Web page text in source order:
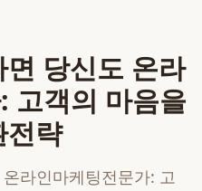
당신도 온라
고객의 마음을
전략
라인마케팅전문가: 고